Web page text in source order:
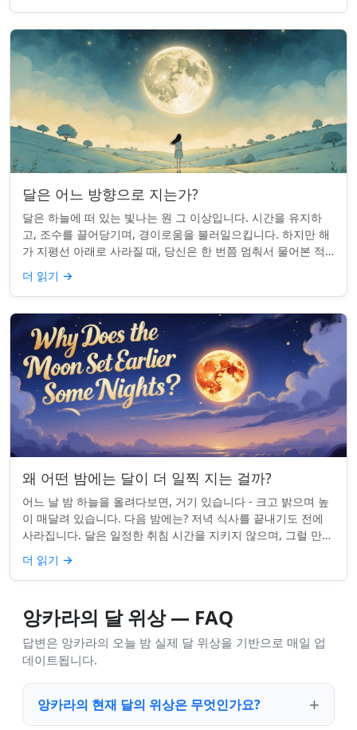
달은 어느 방향으로 지는가?
달은 하늘에 떠 있는 빛나는 원 그 이상입니다. 시간을 유지하
고, 조수를 끌어당기며, 경이로움을 불러일으킵니다. 하지만 해
가 지평선 아래로 사라질 때, 당신은 한 번쯤 멈춰서 물어본 적
이 있나요: 그곳은 어디일까? ...
더 읽기 →
왜 어떤 밤에는 달이 더 일찍 지는 걸까?
어느 날 밤 하늘을 올려다보면, 거기 있습니다 - 크고 밝으며 높
이 매달려 있습니다. 다음 밤에는? 저녁 식사를 끝내기도 전에
사라집니다. 달은 일정한 취침 시간을 지키지 않으며, 그럴 만한
좋은 이유가 있습니다. ...
더 읽기 →
앙카라의 달 위상 — FAQ
답변은 앙카라의 오늘 밤 실제 달 위상을 기반으로 매일 업
데이트됩니다.
앙카라의 현재 달의 위상은 무엇인가요?